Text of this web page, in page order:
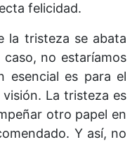
felicidad.
la tristeza se abata
no estaríamos
esencial es para el
La tristeza es
otro papel en
Y así, no